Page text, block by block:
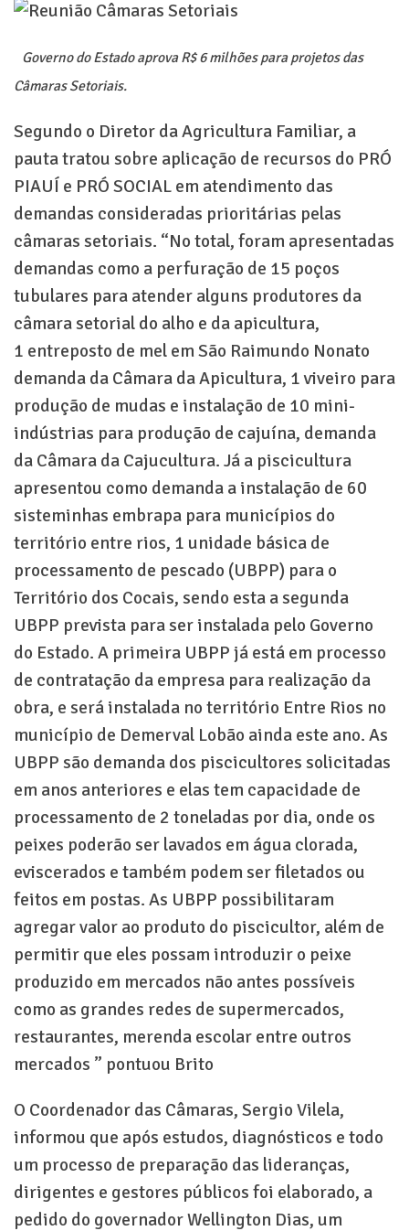
Governo do Estado aprova R$ 6 milhões para projetos das
Câmaras Setoriais.
Segundo o Diretor da Agricultura Familiar, a
pauta tratou sobre aplicação de recursos do PRÓ
PIAUÍ e PRÓ SOCIAL em atendimento das
demandas consideradas prioritárias pelas
câmaras setoriais. “No total, foram apresentadas
demandas como a perfuração de 15 poços
tubulares para atender alguns produtores da
câmara setorial do alho e da apicultura,
1 entreposto de mel em São Raimundo Nonato
demanda da Câmara da Apicultura, 1 viveiro para
produção de mudas e instalação de 10 mini-
indústrias para produção de cajuína, demanda
da Câmara da Cajucultura. Já a piscicultura
apresentou como demanda a instalação de 60
sisteminhas embrapa para municípios do
território entre rios, 1 unidade básica de
processamento de pescado (UBPP) para o
Território dos Cocais, sendo esta a segunda
UBPP prevista para ser instalada pelo Governo
do Estado. A primeira UBPP já está em processo
de contratação da empresa para realização da
obra, e será instalada no território Entre Rios no
município de Demerval Lobão ainda este ano. As
UBPP são demanda dos piscicultores solicitadas
em anos anteriores e elas tem capacidade de
processamento de 2 toneladas por dia, onde os
peixes poderão ser lavados em água clorada,
eviscerados e também podem ser filetados ou
feitos em postas. As UBPP possibilitaram
agregar valor ao produto do piscicultor, além de
permitir que eles possam introduzir o peixe
produzido em mercados não antes possíveis
como as grandes redes de supermercados,
restaurantes, merenda escolar entre outros
mercados ” pontuou Brito
O Coordenador das Câmaras, Sergio Vilela,
informou que após estudos, diagnósticos e todo
um processo de preparação das lideranças,
dirigentes e gestores públicos foi elaborado, a
pedido do governador Wellington Dias, um